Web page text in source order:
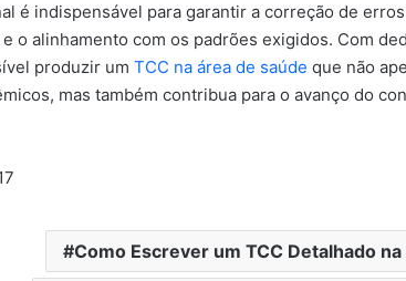
é indispensável para garantir a correção de
o alinhamento com os padrões exigidos. Com
produzir um TCC na área de saúde que não
mas também contribua para o avanço do
Como Escrever um TCC Detalhado